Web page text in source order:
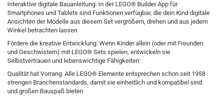
Interaktive digitale Bauanleitung: In der LEGO® Builder App für
Smartphones und Tablets sind Funktionen verfügbar, die dein Kind digitale
Ansichten der Modelle aus diesem Set vergrößern, drehen und aus jedem
Winkel betrachten lassen
Fördere die kreative Entwicklung: Wenn Kinder allein (oder mit Freunden
und Geschwistern) mit LEGO® Sets spielen, entwickeln sie
Selbstvertrauen und lebenswichtige Fähigkeiten
Qualität hat Vorrang: Alle LEGO® Elemente entsprechen schon seit 1958
strengen Branchenstandards, damit sie einheitlich und kompatibel sind
und großen Bauspaß bieten